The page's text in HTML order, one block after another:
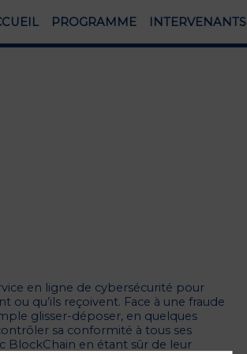
PROGRAMME INTERVENANTS
en ligne de cybersécurité pour
ou qu’ils reçoivent. Face à une fraude
glisser-déposer, en quelques
sa conformité à tous ses
BlockChain en étant sûr de leur